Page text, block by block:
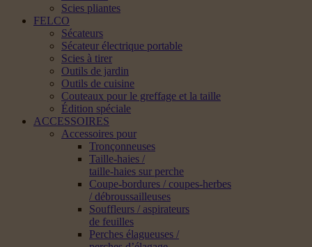
Scies pliantes
FELCO
Sécateurs
Sécateur électrique portable
Scies à tirer
Outils de jardin
Outils de cuisine
Couteaux pour le greffage et la taille
Édition spéciale
ACCESSOIRES
Accessoires pour
Tronçonneuses
Taille-haies /
taille-haies sur perche
Coupe-bordures / coupes-herbes
/ débroussailleuses
Souffleurs / aspirateurs
de feuilles
Perches élagueuses /